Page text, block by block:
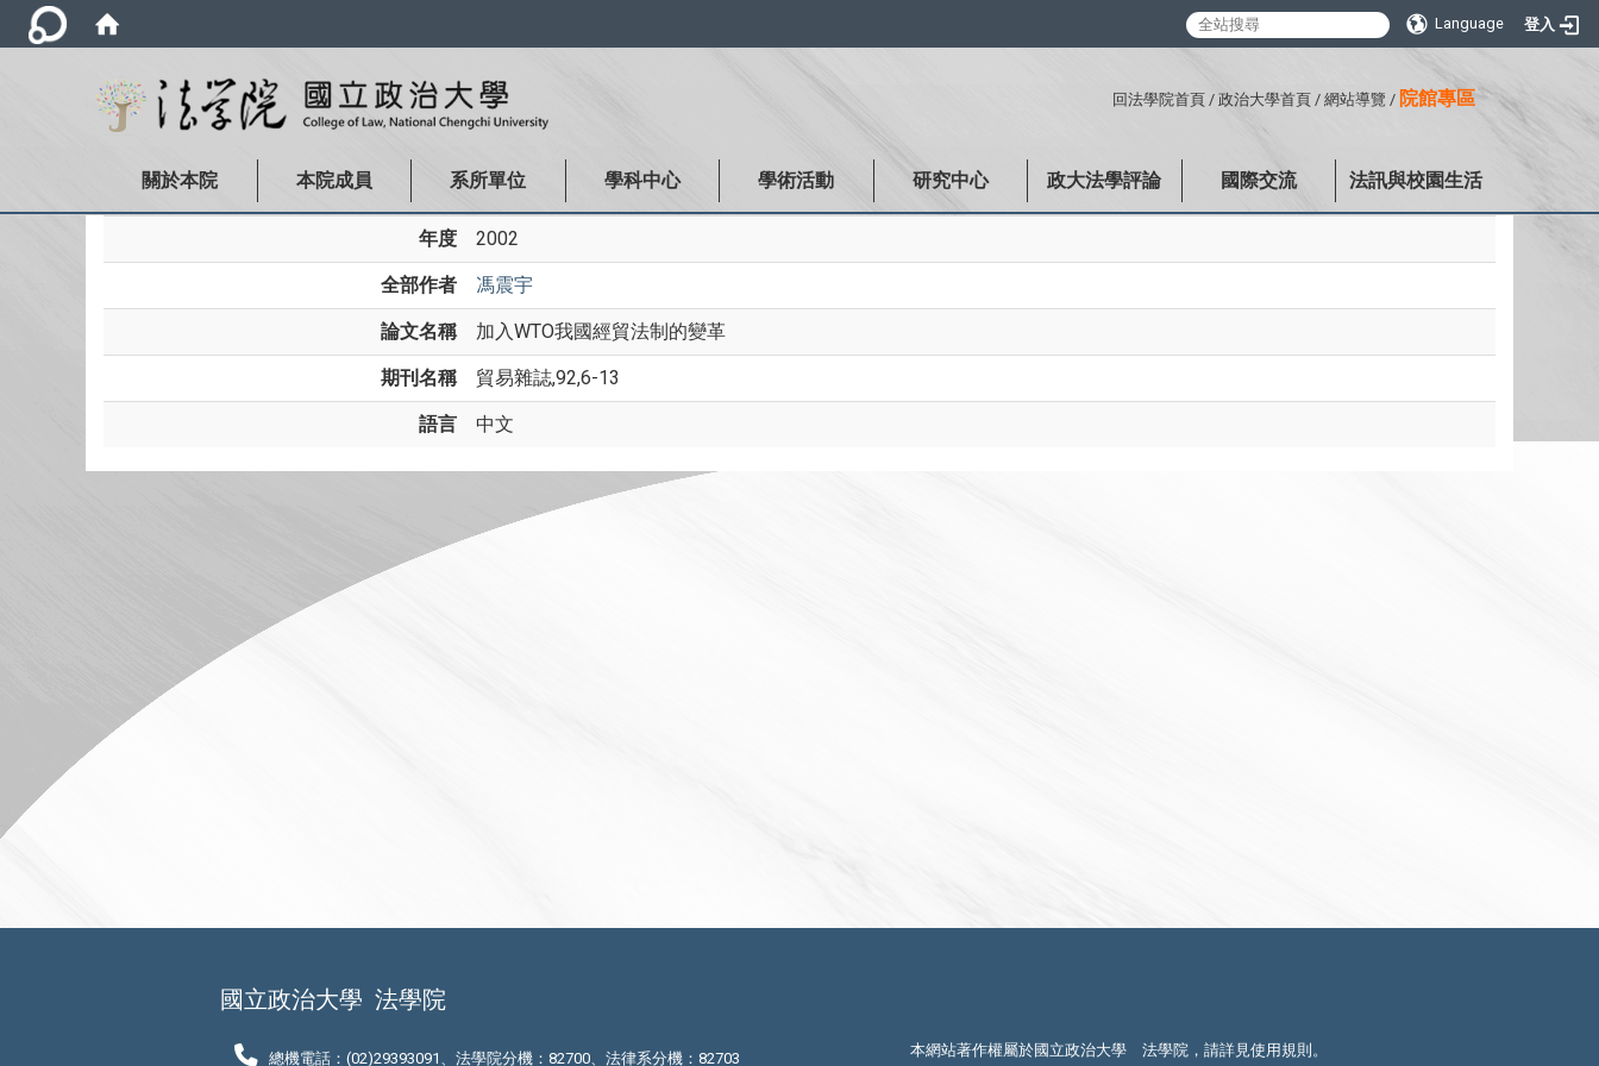
Language 登入
回法學院首頁 / 政治大學首頁 / 網站導覽 / 院館專區
關於本院 本院成員 系所單位 學科中心 學術活動 研究中心 政大法學評論 國際交流 法訊與校園生活
年度 2002
全部作者 馮震宇
論文名稱 加入WTO我國經貿法制的變革
期刊名稱 貿易雜誌,92,6-13
語言 中文
國立政治大學 法學院
總機電話：(02)29393091、法學院分機：82700、法律系分機：82703 本網站著作權屬於國立政治大學 法學院，請詳見使用規則 。